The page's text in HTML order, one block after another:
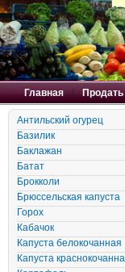
Главная |
Антильский огурец
Базилик
Баклажан
Батат
Брокколи
Брюссельская капуста
Горох
Кабачок
Капуста белокочанная
Капуста